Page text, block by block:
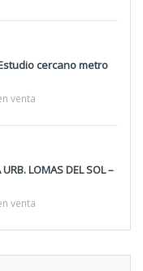
cercano metro
venta
LOMAS DEL SOL –
venta